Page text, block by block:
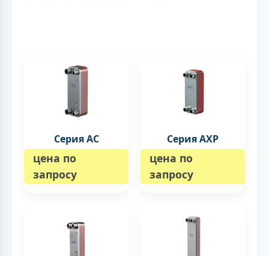
Серия AC
цена по
запросу
Серия AXP
цена по
запросу